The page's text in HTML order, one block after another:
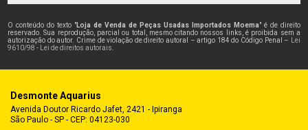
O conteúdo do texto "Loja de Venda de Peças Usadas Importados Moema" é de direito
reservado. Sua reprodução, parcial ou total, mesmo citando nossos links, é proibida sem a
autorização do autor. Crime de violação de direito autoral – artigo 184 do Código Penal –
Lei
9610/98 - Lei de direitos autorais
Desmonte Aquarius
Avenida Doutor Ricardo Jafet, 2421 - Ipiranga
São Paulo - SP - CEP: 04123-030